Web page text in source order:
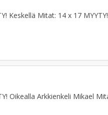
Keskellä Mitat: 14 x 17
Oikealla Arkkienkeli Mikael